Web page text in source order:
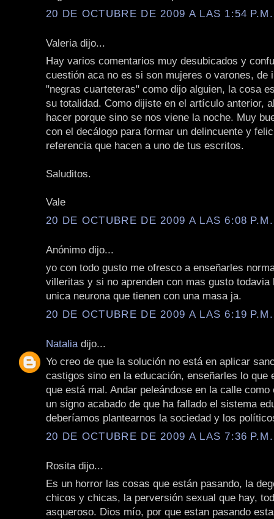
20 DE OCTUBRE DE 2009 A LAS 1:54 P.M.
Valeria dijo...
Hay varios comentarios muy desubicados y
cuestión aca no es si son mujeres o varones, de
"negras cuarteteras" como dijo alguien, la cosa
su totalidad. Como dijiste en el artículo anterior,
hacer porque sino se nos viene la noche. Muy
con el decálogo para formar un delincuente y
referencia que hacen a uno de tus escritos.
Saluditos.
Vale
20 DE OCTUBRE DE 2009 A LAS 6:08 P.M.
Anónimo dijo...
yo con todo gusto me ofresco a enseñarles
villeritas y si no aprenden con mas gusto todavia
unica neurona que tienen con una masa ja.
20 DE OCTUBRE DE 2009 A LAS 6:19 P.M.
Natalia dijo...
Yo creo de que la solución no está en aplicar
castigos sino en la educación, enseñarles lo que
que está mal. Andar peleándose en la calle
un signo acabado de que ha fallado el sistema
deberíamos plantearnos la sociedad y los
20 DE OCTUBRE DE 2009 A LAS 7:36 P.M.
Rosita dijo...
Es un horror las cosas que están pasando, la
chicos y chicas, la perversión sexual que hay,
asqueroso. Dios mío, por que estan pasando